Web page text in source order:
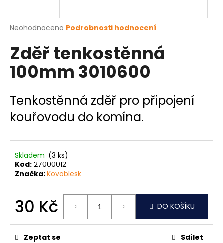
Průměrné
produktu
je
0,0
hvězdiček.
Neohodnoceno Podrobnosti hodnocení
Zděř tenkostěnná
100mm 3010600
Tenkostěnná zděř pro připojení
kouřovodu do komína.
Skladem (3 ks)
Kód: 27000012
Značka:Kovoblesk
30 Kč
cena:
DO KOŠÍKU
Zeptat se Sdílet
j
t
?
HLEDAT
D
o
p
o
u
č
u